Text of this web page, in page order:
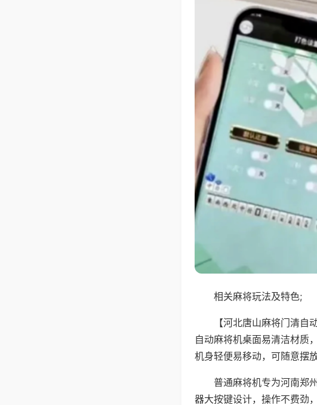
相关麻将玩法及特色;
【河北唐山麻将门清自
自动麻将机桌面易清洁材质
机身轻便易移动，可随意摆
普通麻将机专为河南郑
器大按键设计，操作不费劲